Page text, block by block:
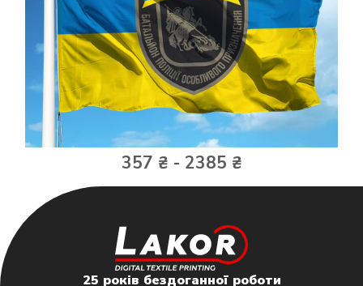
357 ₴ - 2385 ₴
25 років бездоганної роботи